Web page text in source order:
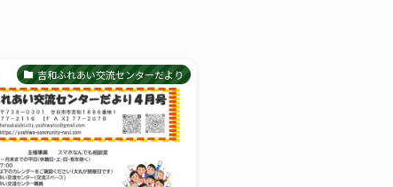
吉和ふれあい交流センターだより